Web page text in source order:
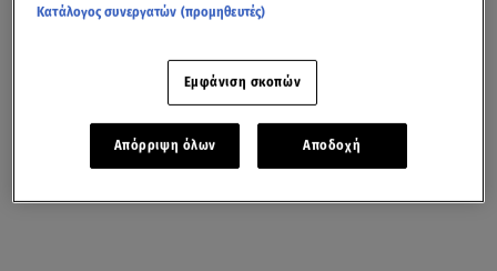
Κατάλογος συνεργατών (προμηθευτές)
Εμφάνιση σκοπών
Απόρριψη όλων Αποδοχή